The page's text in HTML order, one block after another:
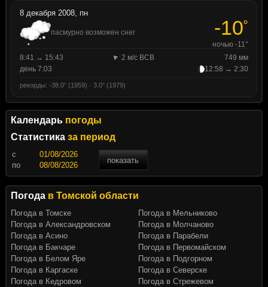
8 декабря 2008, пн
пасмурно возможен снег -10°
ночью -11°
8:41 → 15:43
2 м/с ВСВ
749 мм
день 7:03
12:58 → 2:30
рекорды: -38.0° (1959) · 3.0° (1979)
Календарь погоды
Статистика за период
c
показать
по
Погода в Томской области
Погода в Томске
Погода в Александровском
Погода в Асино
Погода в Бакчаре
Погода в Белом Яре
Погода в Каргаске
Погода в Кедровом
Погода в Мельниково
Погода в Молчаново
Погода в Парабели
Погода в Первомайском
Погода в Подгорном
Погода в Северске
Погода в Стрежевом